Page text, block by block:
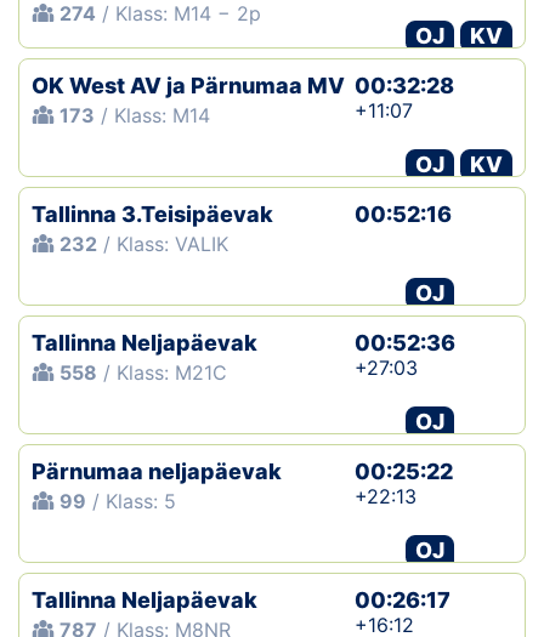
274 / Klass: M14 − 2p
OJ
KV
OK West AV ja Pärnumaa MV
173 / Klass: M14
00:32:28
+11:07
OJ
KV
Tallinna 3.Teisipäevak
232 / Klass: VALIK
00:52:16
OJ
Tallinna Neljapäevak
558 / Klass: M21C
00:52:36
+27:03
OJ
Pärnumaa neljapäevak
99 / Klass: 5
00:25:22
+22:13
OJ
Tallinna Neljapäevak
787 / Klass: M8NR
00:26:17
+16:12